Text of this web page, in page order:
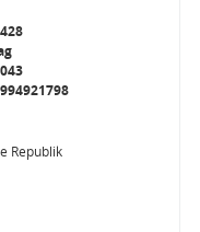
Republik